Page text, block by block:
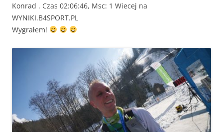
Konrad . Czas 02:06:46, Msc: 1 Wiecej na
WYNIKI.B4SPORT.PL
Wygrałem!